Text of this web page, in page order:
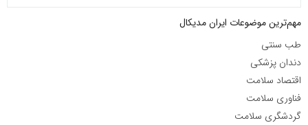
مهم‌ترین موضوعات ایران مدیکال
طب سنتی
دندان پزشکی
اقتصاد سلامت
فناوری سلامت
گردشگری سلامت